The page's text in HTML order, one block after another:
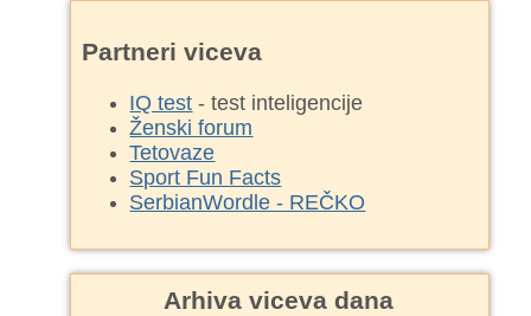
Partneri viceva
IQ test - test inteligencije
Ženski forum
Tetovaze
Sport Fun Facts
SerbianWordle - REČKO
Arhiva viceva dana